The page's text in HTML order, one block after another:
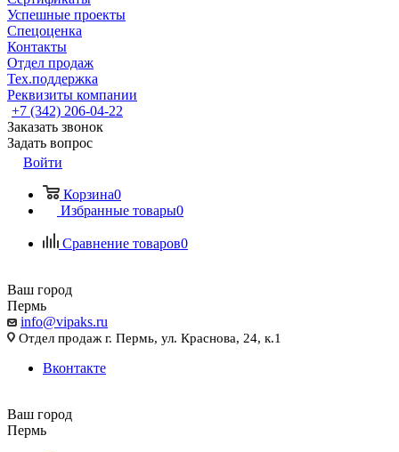
Успешные проекты
Спецоценка
Контакты
Отдел продаж
Тех.поддержка
Реквизиты компании
+7 (342) 206-04-22
Заказать звонок
Задать вопрос
Войти
Корзина0
Избранные товары0
Сравнение товаров0
Ваш город
Пермь
info@vipaks.ru
Отдел продаж г. Пермь, ул. Краснова, 24, к.1
Вконтакте
Ваш город
Пермь